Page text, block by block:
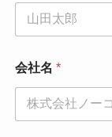
会社名 *